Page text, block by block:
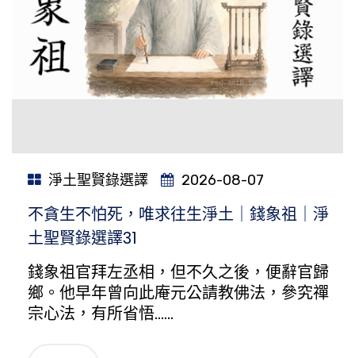
淨土聖賢錄選譯 2026-08-07
不貪生不怕死，唯求往生淨土｜錢象祖｜淨
土聖賢錄選譯31
錢象祖官拜左丞相，但不久之後，便辭官歸
鄉。他早年曾向此庵元公請教佛法，參究禪
宗心法，有所省悟……